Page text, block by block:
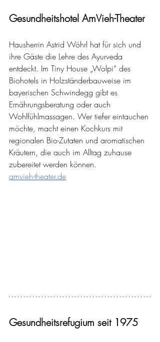
Gesundheitshotel AmVieh-Theater
Hausherrin Astrid Wöhrl hat für sich und
ihre Gäste die Lehre des Ayurveda
entdeckt. Im Tiny House „Wolpi“ des
Biohotels in Holzständerbauweise im
bayerischen Schwindegg gibt es
Ernährungsberatung oder auch
Wohlfühlmassagen. Wer tiefer eintauchen
möchte, macht einen Kochkurs mit
regionalen Bio-Zutaten und aromatischen
Kräutern, die auch im Alltag zuhause
zubereitet werden können.
amvieh-theater.de
Gesundheitsrefugium seit 1975